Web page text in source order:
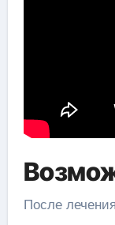
После